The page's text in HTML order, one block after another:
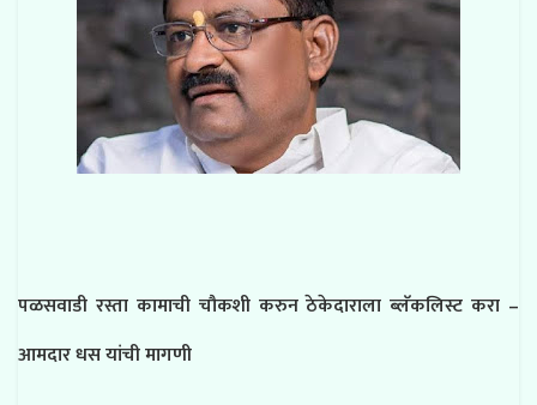
पळसवाडी रस्ता कामाची चौकशी करुन ठेकेदाराला ब्लॅकलिस्ट करा –
आमदार धस यांची मागणी